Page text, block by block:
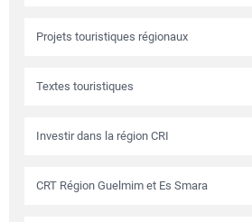
Projets touristiques régionaux
Textes touristiques
Investir dans la région CRI
CRT Région Guelmim et Es Smara